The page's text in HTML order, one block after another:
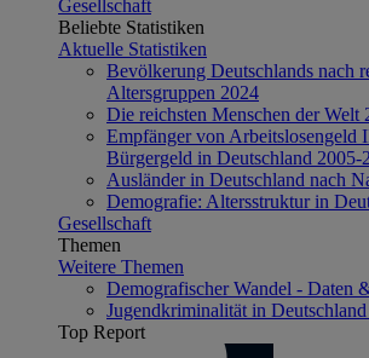
Gesellschaft
Beliebte Statistiken
Aktuelle Statistiken
Bevölkerung Deutschlands nach
Altersgruppen 2024
Die reichsten Menschen der Welt
Empfänger von Arbeitslosengeld
Bürgergeld in Deutschland 2005-
Ausländer in Deutschland nach
Demografie: Altersstruktur in
Gesellschaft
Themen
Weitere Themen
Demografischer Wandel - Daten
Jugendkriminalität in
Top Report